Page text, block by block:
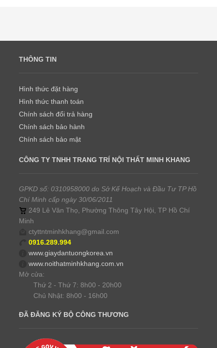
THÔNG TIN
Hình thức đặt hàng
Hình thức thanh toán
Chính sách đổi trả hàng
Chính sách bảo hành
Chính sách bảo mật
CÔNG TY TNHH TRANG TRÍ NỘI THẤT MINH KHANG
GPKD số: 0310958000 do Sở Kế Hoạch và Đầu Tư TP Hồ
Chí Minh cấp ngày 30/06/2011
249 Lê Văn Thọ, Phường Thông Tây Hội, TP Hồ Chí
Minh
ctyttntminhkhang@gmail.com
0916.289.994
www.giaydantuongkorea.vn
www.noithatminhkhang.com.vn
Mở cửa:
Thứ 2 - Thứ 7: 8h00 - 20h00
Chủ Nhật: 8h00 - 16h00
ĐÃ ĐĂNG KÝ BỘ CÔNG THƯƠNG